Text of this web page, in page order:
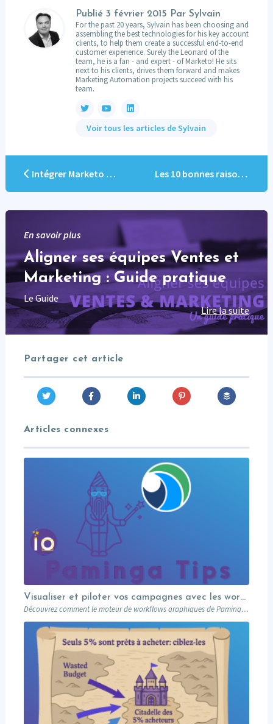
Publié 3 février 2015 Par Sylvain
For the past 20 years, Sylvain has been choosing and
assembling the best technologies for his key account
clients, to help them create a successful end-to-end
customer experience. Surely the Leonard of the
team, he is a fan - and expert - of Marketo! He sits
next to his clients, drives them forward and makes
Marketing Automation projects succeed with his
team.
Voir tous les articles de Sylvain
Intégrer Marketo au CRM grâce à notre application Les 10 bonnes raisons d’opter pour Marketo
En savoir plus
Aligner ses équipes Ventes et
Marketing : Guide pratique
Le Guide
Lire la suite
Partager cet article
Articles connexes
Visualiser et piloter vos campagnes avec les workflows graphiques Paminga.
Découvrez comment le moteur de workflows graphiques de Paminga vous permet de visualiser toute la logique de vos campagnes en un seul coup d’œil — branches conditionnelles, AB tests, waits et intégration Salesforce.